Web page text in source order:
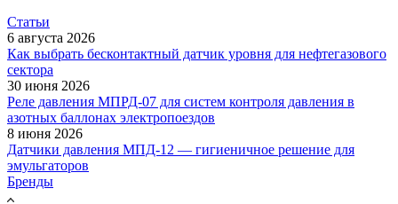
Статьи
6 августа 2026
Как выбрать бесконтактный датчик уровня для нефтегазового
сектора
30 июня 2026
Реле давления МПРД-07 для систем контроля давления в
азотных баллонах электропоездов
8 июня 2026
Датчики давления МПД-12 — гигиеничное решение для
эмульгаторов
Бренды